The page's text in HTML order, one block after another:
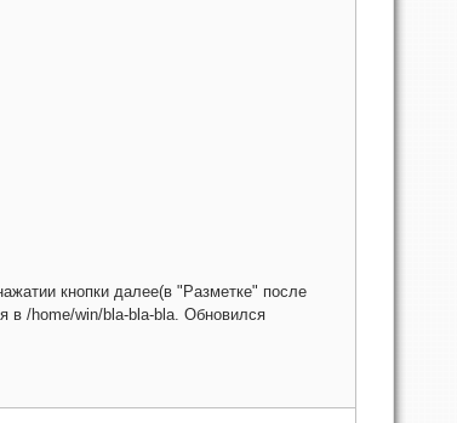
кнопки далее(в "Разметке" после
в /home/win/bla-bla-bla. Обновился